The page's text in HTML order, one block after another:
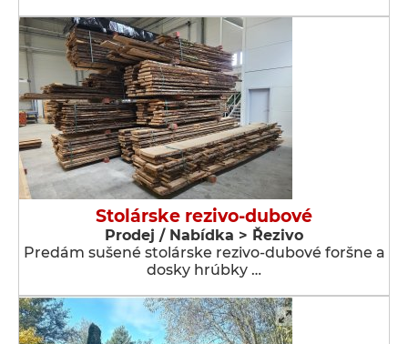
Stolárske rezivo-dubové
Prodej / Nabídka > Řezivo
Predám sušené stolárske rezivo-dubové foršne a
dosky hrúbky …